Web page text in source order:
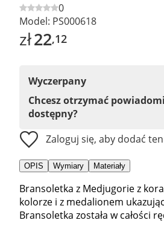
0
Model: PS000618
zł22,12
Wyczerpany
Chcesz otrzymać
dostępny?
Zaloguj się, aby dodać
OPIS Wymiary Materiały
Bransoletka z Medjugorie z
kolorze i z medalionem
Bransoletka została w całości